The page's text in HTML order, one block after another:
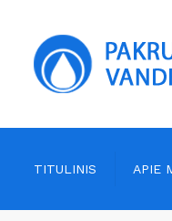
TITULINIS APIE